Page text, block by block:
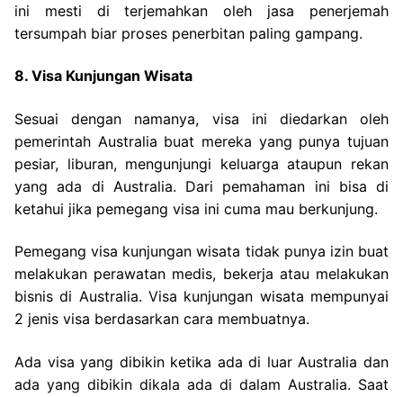
ini mesti di terjemahkan oleh jasa penerjemah
tersumpah biar proses penerbitan paling gampang.
8. Visa Kunjungan Wisata
Sesuai dengan namanya, visa ini diedarkan oleh
pemerintah Australia buat mereka yang punya tujuan
pesiar, liburan, mengunjungi keluarga ataupun rekan
yang ada di Australia. Dari pemahaman ini bisa di
ketahui jika pemegang visa ini cuma mau berkunjung.
Pemegang visa kunjungan wisata tidak punya izin buat
melakukan perawatan medis, bekerja atau melakukan
bisnis di Australia. Visa kunjungan wisata mempunyai
2 jenis visa berdasarkan cara membuatnya.
Ada visa yang dibikin ketika ada di luar Australia dan
ada yang dibikin dikala ada di dalam Australia. Saat